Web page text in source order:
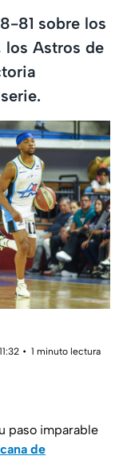
81 sobre los
los Astros de
1 minuto lectura
paso imparable
de